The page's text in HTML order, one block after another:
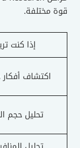
قوة مختلفة.
إذا كنت
اكتشاف
تحليل حجم